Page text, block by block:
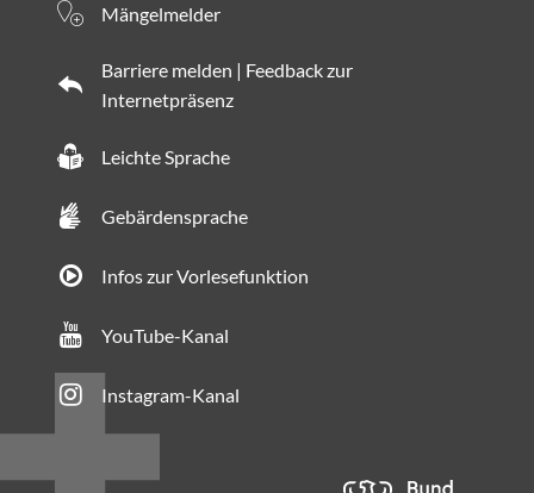
Mängelmelder
Barriere melden | Feedback zur
Internetpräsenz
Leichte Sprache
Gebärdensprache
Infos zur Vorlesefunktion
YouTube-Kanal
Instagram-Kanal